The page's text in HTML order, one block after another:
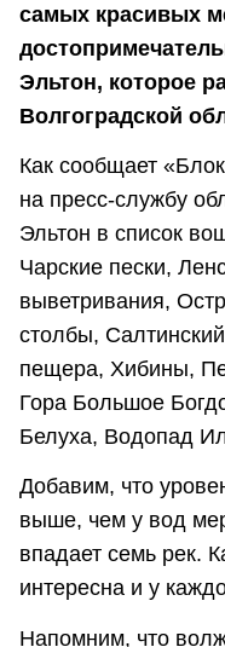
самых красивых
Эльтон, которое
Волгоградской
Как сообщает
на пресс-службу
Эльтон в список
Чарские пески,
выветривания,
столбы,
пещера, Хибины,
Гора Большое
Белуха, Водопад
Добавим, что
выше, чем у вод
впадает семь рек.
интересна и у
Напомним, что